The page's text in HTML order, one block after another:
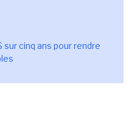
cinq ans pour rendre